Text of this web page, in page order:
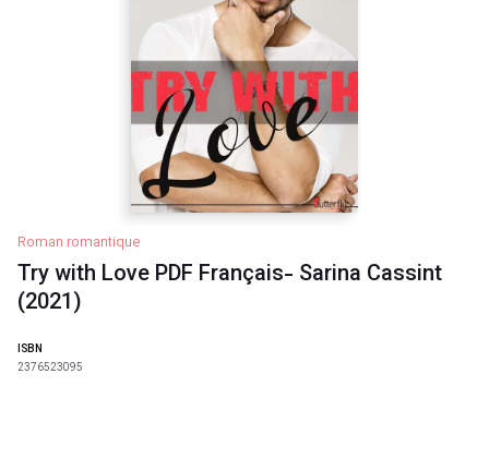
Roman romantique
Try with Love PDF Français- Sarina Cassint
(2021)
ISBN
2376523095